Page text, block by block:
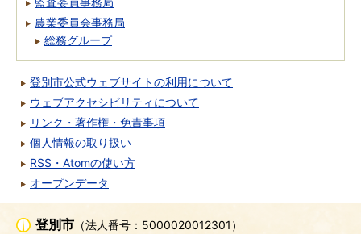
農業委員会事務局
総務グループ
登別市公式ウェブサイトの利用について
ウェブアクセシビリティについて
リンク・著作権・免責事項
個人情報の取り扱い
RSS・Atomの使い方
オープンデータ
登別市 （法人番号：5000020012301）